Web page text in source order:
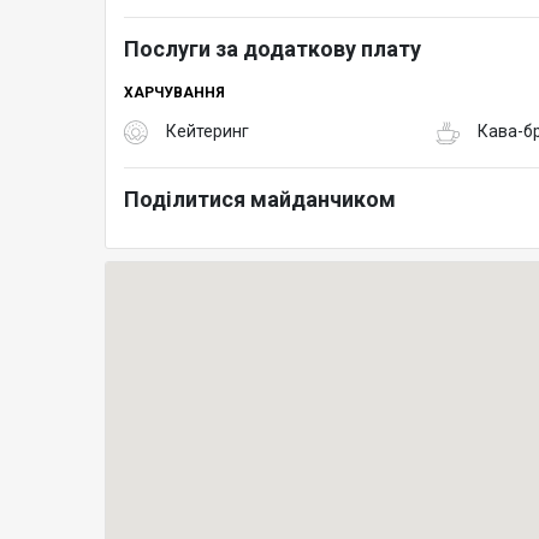
Послуги за додаткову плату
ХАРЧУВАННЯ
Кейтеринг Кава-
Поділитися майданчиком